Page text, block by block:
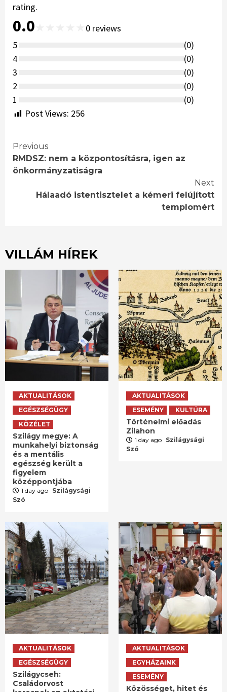
rating.
0.0 0 reviews
5
(0)
4
(0)
3
(0)
2
(0)
1
(0)
Post Views: 256
Continue
Reading
Previous
RMDSZ: nem a központosításra, igen az
önkormányzatiságra
Next
Hálaadó istentisztelet a kémeri felújított
templomért
VILLÁM HÍREK
AKTUALITÁSOK
EGÉSZSÉGÜGY
KÖZÉLET
Szilágy megye: A
munkahelyi biztonság
és a mentális
egészség került a
figyelem
középpontjába
1 day ago Szilágysági
Szó
AKTUALITÁSOK
ESEMÉNY
KULTÚRA
Történelmi előadás
Zilahon
1 day ago Szilágysági
Szó
AKTUALITÁSOK
EGÉSZSÉGÜGY
Szilágycseh:
Családorvost
AKTUALITÁSOK
EGYHÁZAINK
ESEMÉNY
Közösséget, hitet és